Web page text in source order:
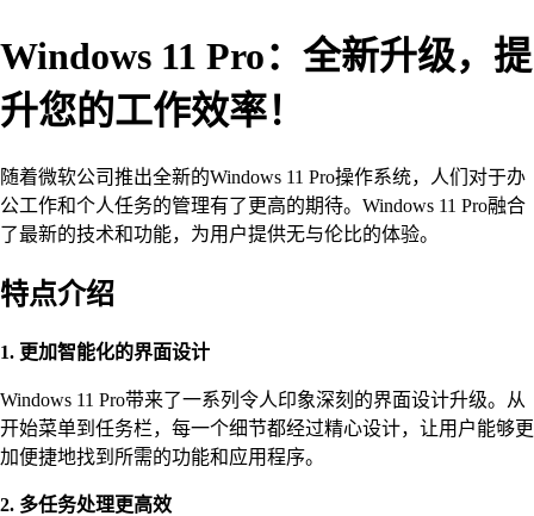
Windows 11 Pro：全新升级，提
升您的工作效率！
随着微软公司推出全新的Windows 11 Pro操作系统，人们对于办
公工作和个人任务的管理有了更高的期待。Windows 11 Pro融合
了最新的技术和功能，为用户提供无与伦比的体验。
特点介绍
1. 更加智能化的界面设计
Windows 11 Pro带来了一系列令人印象深刻的界面设计升级。从
开始菜单到任务栏，每一个细节都经过精心设计，让用户能够更
加便捷地找到所需的功能和应用程序。
2. 多任务处理更高效